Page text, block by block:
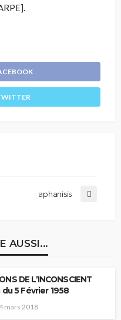
aphanisis
AUSSI...
DE L’INCONSCIENT
5 Février 1958
mars 2018